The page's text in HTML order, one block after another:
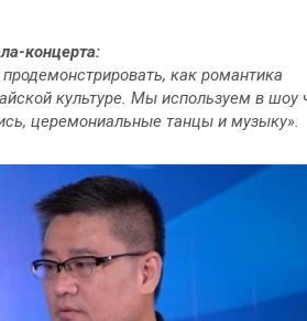
концерта:
как романтика
культуре. Мы используем в шоу
церемониальные танцы и музыку».